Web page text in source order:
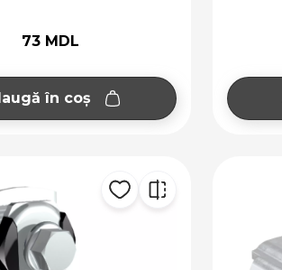
73 MDL
în coș